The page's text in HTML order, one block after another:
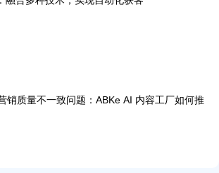
销质量不一致问题：ABKe AI 内容工厂如何推